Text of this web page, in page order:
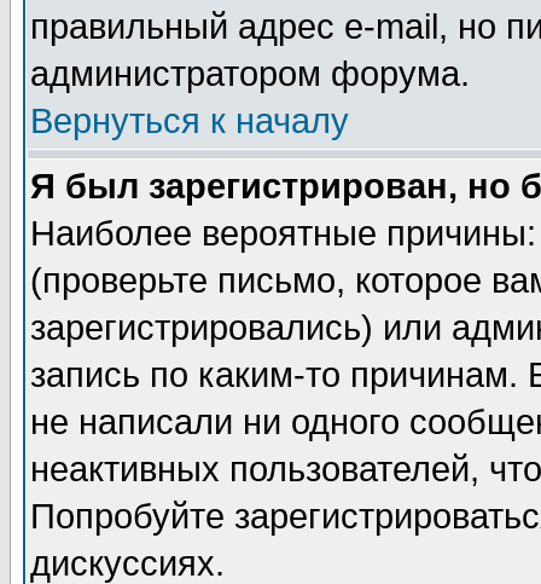
правильный адрес e-mail, но
администратором форума.
Вернуться к началу
Я был зарегистрирован, но
Наиболее вероятные
(проверьте письмо, которое
зарегистрировались) или
запись по каким-то
не написали ни одного
неактивных пользователей,
Попробуйте
дискуссиях.